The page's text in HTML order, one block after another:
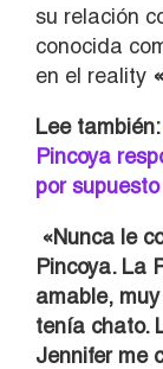
su relación
conocida
en el reality
Lee también:
Pincoya
por
«Nunca le
Pincoya. La
amable,
tenía chato.
Jennifer me